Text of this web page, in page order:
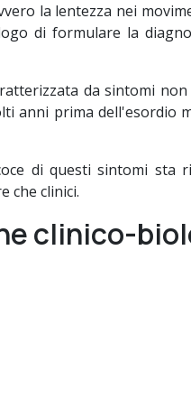
la lentezza nei
di formulare la
da sintomi
anni prima dell'esordio
di questi sintomi sta
che clinici.
clinico-